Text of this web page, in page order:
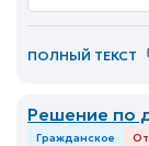
ПОЛНЫЙ ТЕКСТ
Решение по
Гражданское